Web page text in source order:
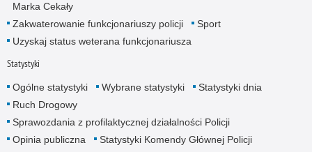
Marka Cekały
Zakwaterowanie funkcjonariuszy policji
Sport
Uzyskaj status weterana funkcjonariusza
Statystyki
Ogólne statystyki Wybrane statystyki
Statystyki dnia
Ruch Drogowy
Sprawozdania z profilaktycznej działalności Policji
Opinia publiczna
Statystyki Komendy Głównej Policji